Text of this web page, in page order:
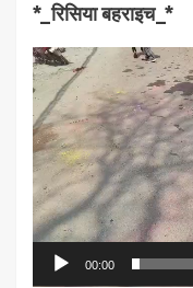
*_रिसिया बहराइच_*
Video
Player
00:00